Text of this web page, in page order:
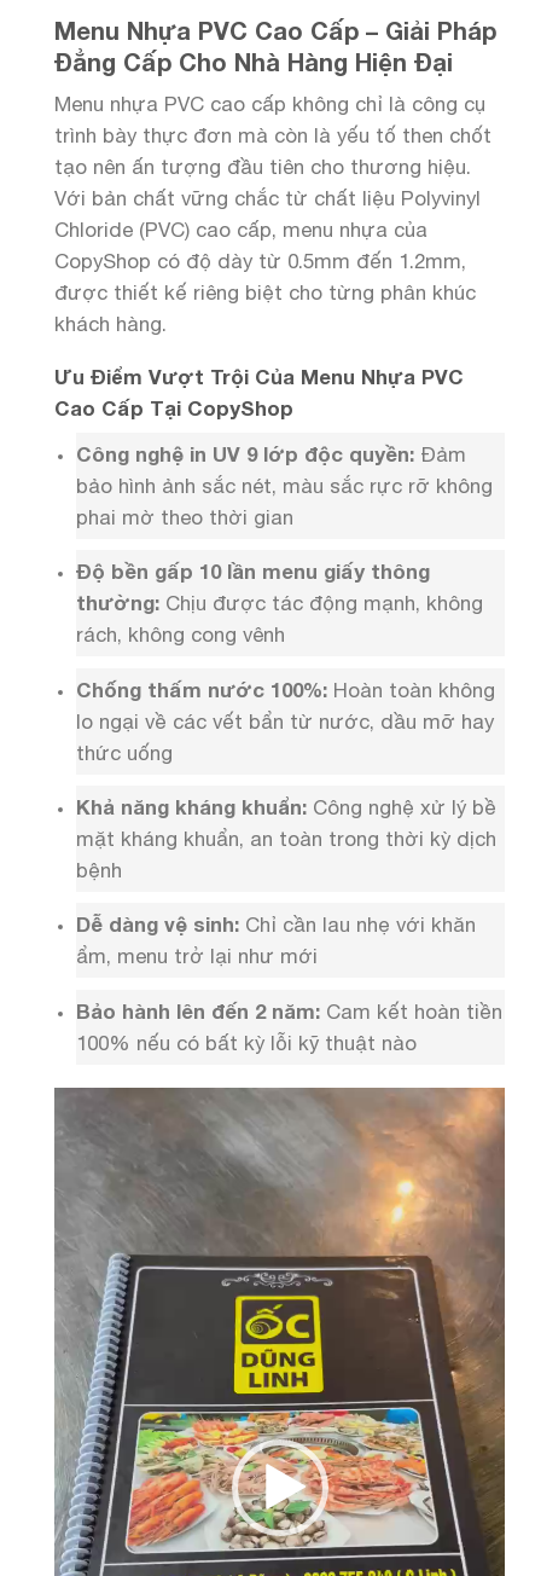
Menu Nhựa PVC Cao Cấp – Giải Pháp
Đẳng Cấp Cho Nhà Hàng Hiện Đại
Menu nhựa PVC cao cấp không chỉ là công cụ
trình bày thực đơn mà còn là yếu tố then chốt
tạo nên ấn tượng đầu tiên cho thương hiệu.
Với bản chất vững chắc từ chất liệu Polyvinyl
Chloride (PVC) cao cấp, menu nhựa của
CopyShop có độ dày từ 0.5mm đến 1.2mm,
được thiết kế riêng biệt cho từng phân khúc
khách hàng.
Ưu Điểm Vượt Trội Của Menu Nhựa PVC
Cao Cấp Tại CopyShop
Công nghệ in UV 9 lớp độc quyền: Đảm
bảo hình ảnh sắc nét, màu sắc rực rỡ không
phai mờ theo thời gian
Độ bền gấp 10 lần menu giấy thông
thường: Chịu được tác động mạnh, không
rách, không cong vênh
Chống thấm nước 100%: Hoàn toàn không
lo ngại về các vết bẩn từ nước, dầu mỡ hay
thức uống
Khả năng kháng khuẩn: Công nghệ xử lý bề
mặt kháng khuẩn, an toàn trong thời kỳ dịch
bệnh
Dễ dàng vệ sinh: Chỉ cần lau nhẹ với khăn
ẩm, menu trở lại như mới
Bảo hành lên đến 2 năm: Cam kết hoàn tiền
100% nếu có bất kỳ lỗi kỹ thuật nào